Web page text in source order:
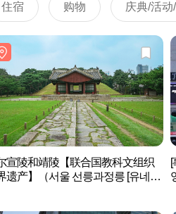
住宿 购物 庆典/活动
宣陵和靖陵【联合国教科文组织
遗产】（서울 선릉과정릉 [유네스